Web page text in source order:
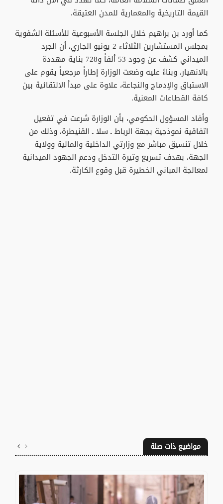
القيمة التاريخية والمعمارية للمدن العتيقة.
كما أورد بن براهيم خلال الجلسة الأسبوعية للأسئلة الشفوية
بمجلس المستشارين الثلاثاء 2 يونيو الجاري، أن الجرد
الميداني كشف عن وجود 53 ألفاً و728 بناية مهددة
بالانهيار، وبناءً عليه وضعت الوزارة إطاراً مرجعياً يقوم على
الاستباق والإدماج والنجاعة، علاوة على مبدأ الالتقائية بين
كافة القطاعات المعنية.
وأفاد المسؤول الحكومي، بأن الوزارة شرعت في تفعيل
اتفاقية نموذجية بجهة الرباط ـ سلا ـ القنيطرة، وذلك من
خلال تنسيق مباشر مع وزارتي الداخلية والمالية وولاية
الجهة، بهدف تسريع وتيرة التدخل ودعم الجهود الميدانية
لمعالجة المباني الخطيرة قبل وقوع الكارثة.
مواضيع ذات صلة